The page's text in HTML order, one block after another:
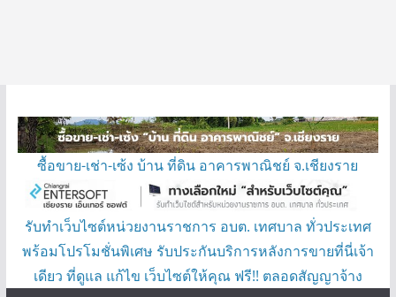
ซื้อขาย-เช่า-เซ้ง บ้าน ที่ดิน อาคารพาณิชย์ จ.เชียงราย
รับทำเว็บไซต์หน่วยงานราชการ อบต. เทศบาล ทั่วประเทศ
พร้อมโปรโมชั่นพิเศษ รับประกันบริการหลังการขายที่นี่เจ้า
เดียว ที่ดูแล แก้ไข เว็บไซต์ให้คุณ ฟรี!! ตลอดสัญญาจ้าง